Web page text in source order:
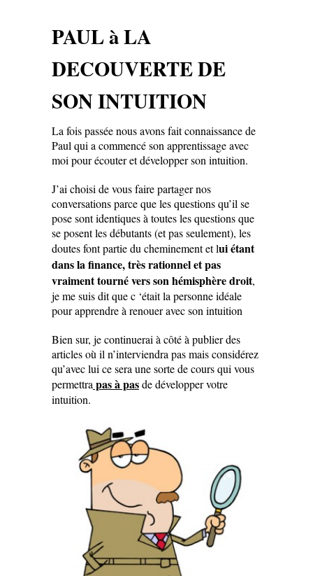
PAUL à LA
DECOUVERTE DE
SON INTUITION
La fois passée nous avons fait connaissance de
Paul qui a commencé son apprentissage avec
moi pour écouter et développer son intuition.
J’ai choisi de vous faire partager nos
conversations parce que les questions qu’il se
pose sont identiques à toutes les questions que
se posent les débutants (et pas seulement), les
doutes font partie du cheminement et lui étant
dans la finance, très rationnel et pas
vraiment tourné vers son hémisphère droit,
je me suis dit que c ‘était la personne idéale
pour apprendre à renouer avec son intuition
Bien sur, je continuerai à côté à publier des
articles où il n’interviendra pas mais considérez
qu’avec lui ce sera une sorte de cours qui vous
permettrapas à pasde développer votre
intuition.